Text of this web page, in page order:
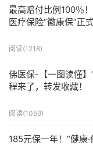
最高赔付比例100％
医疗保险“徽康保”正
阅读(1218)
佛医保-【一图读懂】
程来了，转发收藏！
阅读(1059)
185元保一年！“健康